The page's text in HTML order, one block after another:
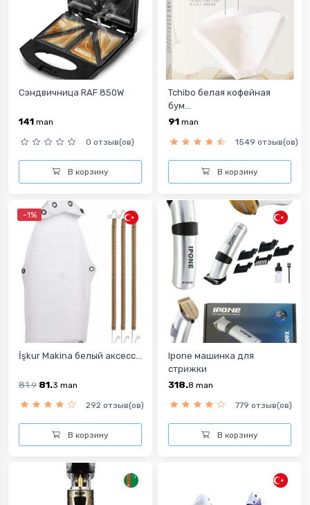
Сэндвичница RAF 850W
141 man
0 отзыв(ов)
В корзину
Tchibo белая кофейная
бум...
91 man
1549 отзыв(ов)
В корзину
-1%
İşkur Makina белый аксесс...
81.9 81.3 man
292 отзыв(ов)
В корзину
Ipone машинка для
стрижки
318.8 man
779 отзыв(ов)
В корзину